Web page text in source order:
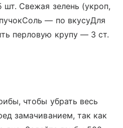
Свежая зелень (укроп,
— по вкусуДля
перловую крупу — 3 ст.
чтобы убрать весь
замачиванием, так как